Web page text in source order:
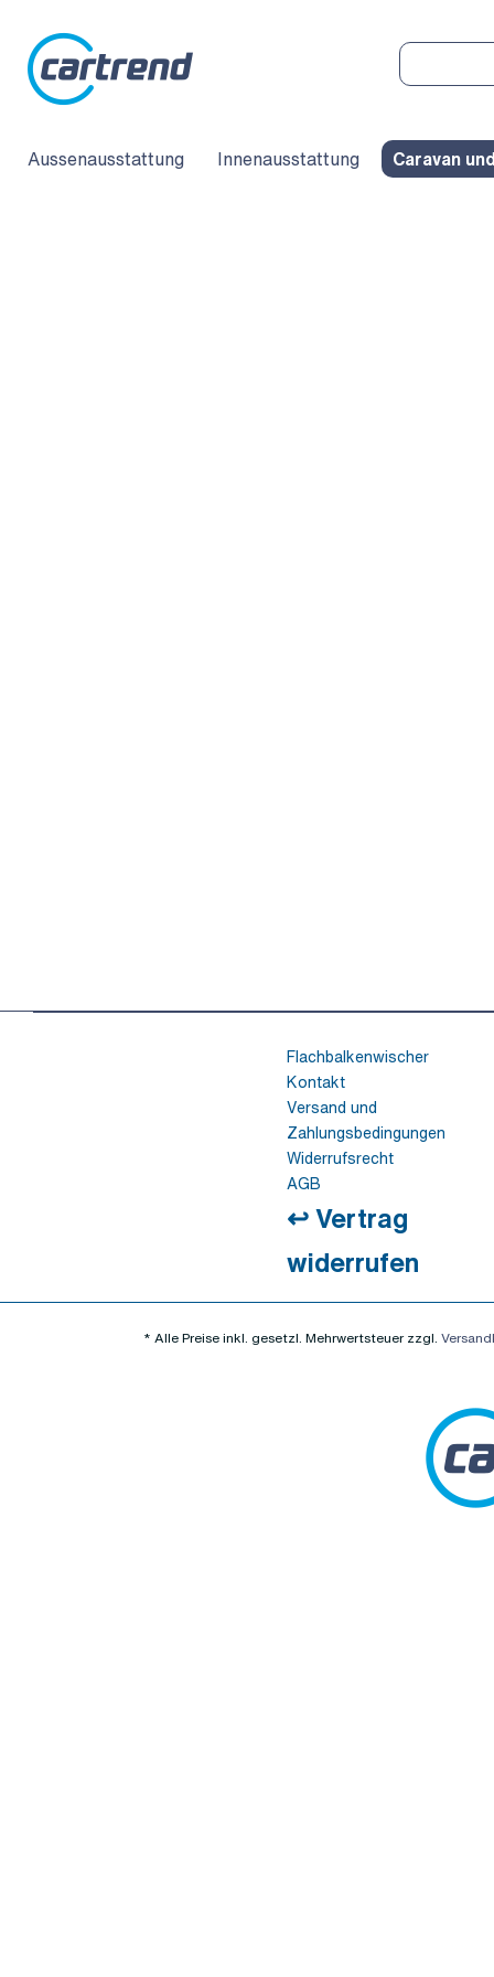
Aussenausstattung Innenausstattung Caravan
Flachbalkenwischer
Kontakt
Versand und
Zahlungsbedingungen
Widerrufsrecht
AGB
↩ Vertrag
widerrufen
* Alle Preise inkl. gesetzl. Mehrwertsteuer zzgl.